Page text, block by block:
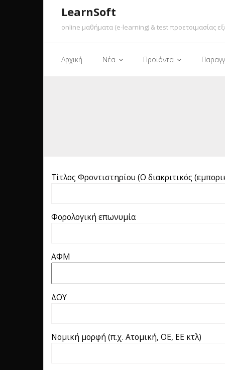
LearnSoft
online μαθήματα (e-learning) & test προετοιμασίας
Αρχική Νέα Προϊόντα
Τίτλος Φροντιστηρίου (Ο διακριτικός
Φορολογική επωνυμία
ΑΦΜ
ΔΟΥ
Νομική μορφή (π.χ. Ατομική, ΟΕ, ΕΕ κτλ)